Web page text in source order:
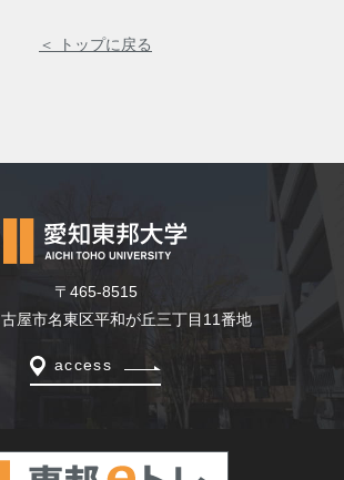
＜ トップに戻る
〒465-8515
屋市名東区平和が丘三丁目11番地
access